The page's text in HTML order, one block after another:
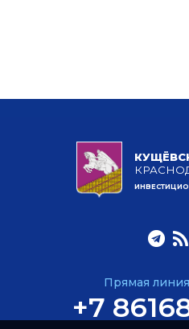
Прямая
+7